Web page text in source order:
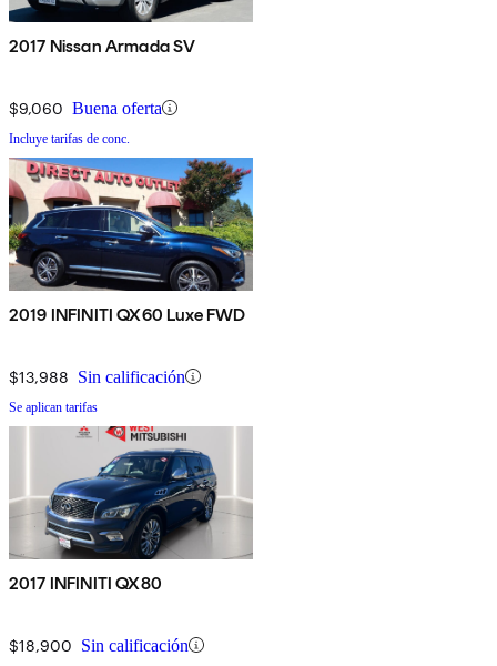
2017 Nissan Armada SV
$9,060 Buena oferta
Incluye tarifas de conc.
2019 INFINITI QX60 Luxe FWD
$13,988 Sin calificación
Se aplican tarifas
2017 INFINITI QX80
$18,900 Sin calificación